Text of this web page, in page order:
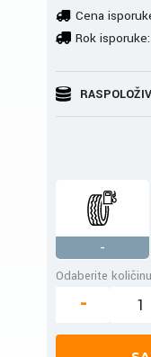
Cena
Rok isporuke:
-
Odaberite količinu
-